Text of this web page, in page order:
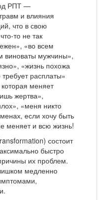
РПТ —
и влияния
что в свою
то не так
«во всем
виноваты мужчины»,
«жизнь похожа
расплаты»
меняет
жертва»,
«меня никто
если хочу быть
меняет и всю жизнь!
состоит
быстро
их проблем.
медленно